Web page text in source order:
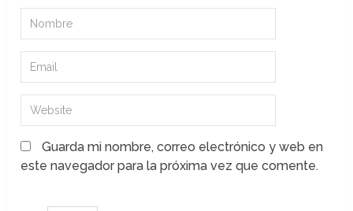
Guarda mi nombre, correo electrónico y web en
este navegador para la próxima vez que comente.